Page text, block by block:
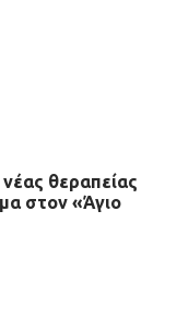
θεραπείας
στον «Άγιο